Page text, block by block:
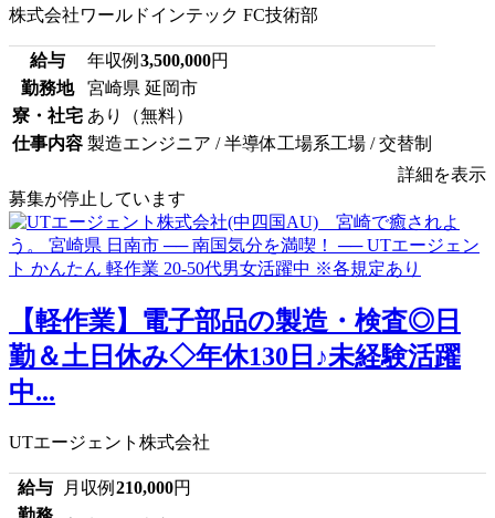
株式会社ワールドインテック FC技術部
給与 年収例 3,500,000円
勤務地
宮崎県 延岡市
寮・社宅 あり（無料）
仕事内容 製造エンジニア / 半導体工場系工場 / 交替制
詳細を表示
募集が停止しています
【軽作業】電子部品の製造・検査◎日
勤＆土日休み◇年休130日♪未経験活躍
中...
UTエージェント株式会社
給与 月収例 210,000円